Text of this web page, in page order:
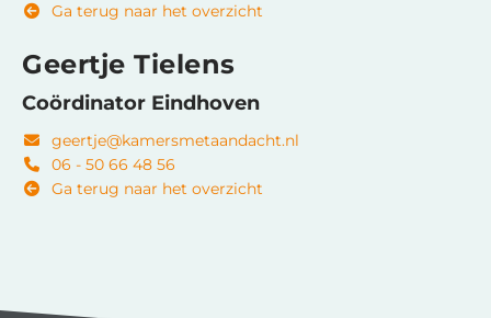
Ga terug naar het overzicht
Geertje Tielens
Coördinator Eindhoven
geertje@kamersmetaandacht.nl
06 - 50 66 48 56
Ga terug naar het overzicht